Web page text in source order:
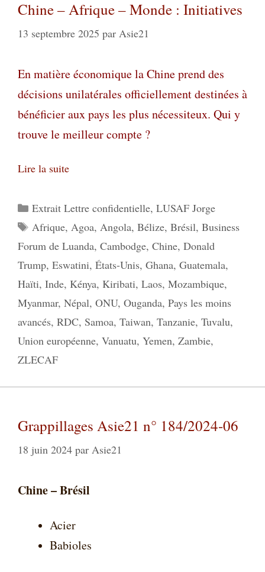
Chine – Afrique – Monde : Initiatives
13 septembre 2025 par Asie21
En matière économique la Chine prend des
décisions unilatérales officiellement destinées à
bénéficier aux pays les plus nécessiteux. Qui y
trouve le meilleur compte ?
Lire la suite
Catégories
Extrait Lettre confidentielle, LUSAF Jorge
Étiquettes
Afrique, Agoa, Angola, Bélize, Brésil, Business
Forum de Luanda, Cambodge, Chine, Donald
Trump, Eswatini, États-Unis, Ghana, Guatemala,
Haïti, Inde, Kénya, Kiribati, Laos, Mozambique,
Myanmar, Népal, ONU, Ouganda, Pays les moins
avancés, RDC, Samoa, Taiwan, Tanzanie, Tuvalu,
Union européenne, Vanuatu, Yemen, Zambie,
ZLECAF
Grappillages Asie21 n° 184/2024-06
18 juin 2024 par Asie21
Chine – Brésil
Acier
Babioles